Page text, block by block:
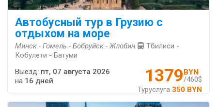
Автобусный тур в Грузию с
отдыхом на море
Минск - Гомель - Бобруйск - Жлобин
Тбилиси -
Кобулети - Батуми
1379BYN
/460$
Туруслуга 350 BYN
Выезд: пт, 07 августа 2026
на 16 дней